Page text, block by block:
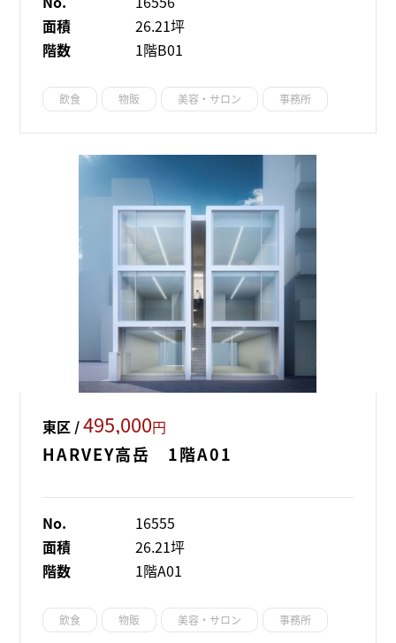
面積
26.21坪
階数
1階B01
飲食 物販 美容・サロン 事務所
東区 /495,000円
HARVEY高岳 1階A01
No.
16555
面積
26.21坪
階数
1階A01
飲食 物販 美容・サロン 事務所